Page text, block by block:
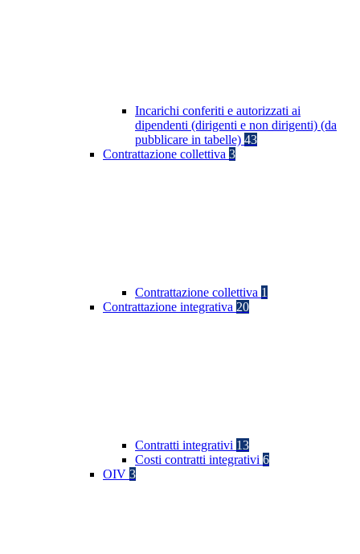
Incarichi conferiti e autorizzati ai
dipendenti (dirigenti e non dirigenti) (da
pubblicare in tabelle) 43
Contrattazione collettiva 3
Contrattazione collettiva 1
Contrattazione integrativa 20
Contratti integrativi 13
Costi contratti integrativi 6
OIV 3